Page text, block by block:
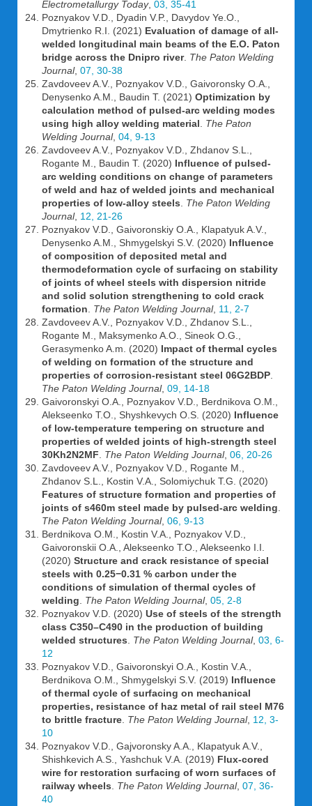
Electrometallurgy Today, 03, 35-41
Poznyakov V.D., Dyadin V.P., Davydov Ye.O.,
Dmytrienko R.I. (2021) Evaluation of damage of all-
welded longitudinal main beams of the E.O. Paton
bridge across the Dnipro river. The Paton Welding
Journal, 07, 30-38
Zavdoveev A.V., Poznyakov V.D., Gaivoronsky O.A.,
Denysenko A.M., Baudin T. (2021) Optimization by
calculation method of pulsed-arc welding modes
using high alloy welding material
The Paton
Welding Journal, 04, 9-13
Zavdoveev A.V., Poznyakov V.D., Zhdanov S.L.,
Rogante M., Baudin T. (2020) Influence of pulsed-
arc welding conditions on change of parameters
of weld and haz of welded joints and mechanical
properties of low-alloy steels
The Paton Welding
Journal, 12, 21-26
Poznyakov V.D., Gaivoronskiy O.A., Klapatyuk A.V.,
Denysenko A.M., Shmygelskyi S.V. (2020) Influence
of composition of deposited metal and
thermodeformation cycle of surfacing on stability
of joints of wheel steels with dispersion nitride
and solid solution strengthening to cold crack
formation
The Paton Welding Journal, 11, 2-7
Zavdoveev A.V., Poznyakov V.D., Zhdanov S.L.,
Rogante M., Maksymenko A.O., Sineok O.G.,
Gerasymenko A.m. (2020) Impact of thermal cycles
of welding on formation of the structure and
properties of corrosion-resistant steel 06G2BDP
The Paton Welding Journal, 09, 14-18
Gaivoronskyi O.A., Poznyakov V.D., Berdnikova O.M.,
Alekseenko T.O., Shyshkevych O.S. (2020) Influence
of low-temperature tempering on structure and
properties of welded joints of high-strength steel
30Kh2N2MF
The Paton Welding Journal, 06, 20-26
Zavdoveev A.V., Poznyakov V.D., Rogante M.,
Zhdanov S.L., Kostin V.A., Solomiychuk T.G. (2020)
Features of structure formation and properties of
joints of s460m steel made by pulsed-arc welding
The Paton Welding Journal, 06, 9-13
Berdnikova O.M., Kostin V.A., Poznyakov V.D.,
Gaivoronskii O.A., Alekseenko T.O., Alekseenko I.I.
(2020) Structure and crack resistance of special
steels with 0.25−0.31 % carbon under the
conditions of simulation of thermal cycles of
welding
The Paton Welding Journal, 05, 2-8
Poznyakov V.D. (2020) Use of steels of the strength
class C350–C490 in the production of building
welded structures
The Paton Welding Journal, 03, 6-
12
Poznyakov V.D., Gaivoronskyi O.A., Kostin V.A.,
Berdnikova O.M., Shmygelskyi S.V. (2019) Influence
of thermal cycle of surfacing on mechanical
properties, resistance of haz metal of rail steel M76
to brittle fracture The Paton Welding Journal, 12, 3-
10
Poznyakov V.D., Gajvoronsky A.A., Klapatyuk A.V.,
Shishkevich A.S., Yashchuk V.A. (2019) Flux-cored
wire for restoration surfacing of worn surfaces of
railway wheels
The Paton Welding Journal, 07, 36-
40